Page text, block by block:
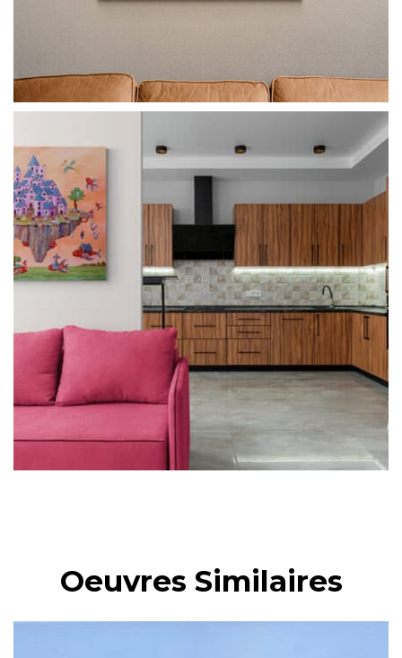
Oeuvres Similaires